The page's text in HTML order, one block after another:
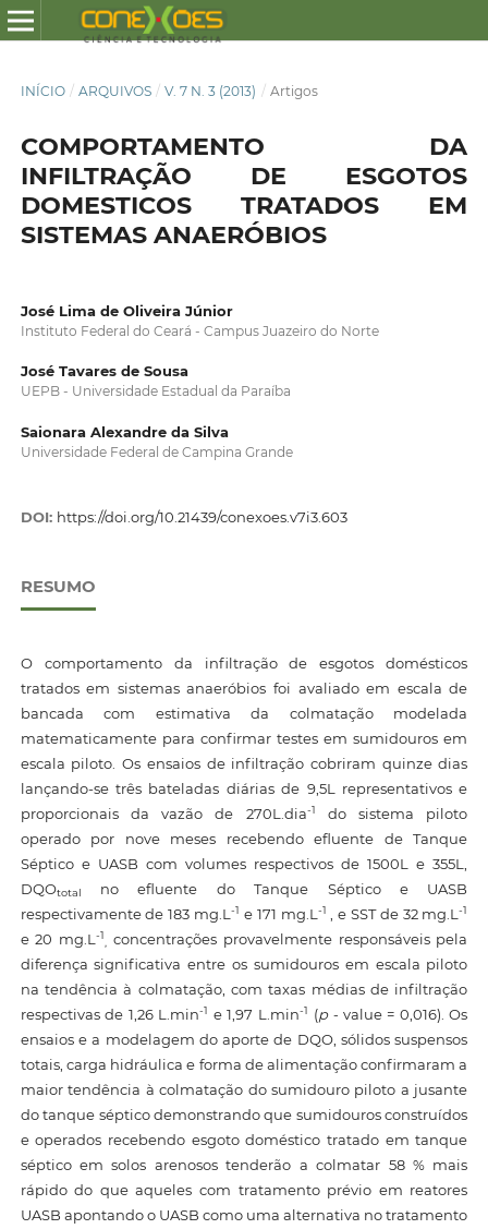
INÍCIO / ARQUIVOS / V. 7 N. 3 (2013) / Artigos
COMPORTAMENTO DA
INFILTRAÇÃO DE ESGOTOS
DOMESTICOS TRATADOS EM
SISTEMAS ANAERÓBIOS
José Lima de Oliveira Júnior
Instituto Federal do Ceará - Campus Juazeiro do Norte
José Tavares de Sousa
UEPB - Universidade Estadual da Paraíba
Saionara Alexandre da Silva
Universidade Federal de Campina Grande
DOI: https://doi.org/10.21439/conexoes.v7i3.603
RESUMO
O comportamento da infiltração de esgotos domésticos
tratados em sistemas anaeróbios foi avaliado em escala de
bancada com estimativa da colmatação modelada
matematicamente para confirmar testes em sumidouros em
escala piloto. Os ensaios de infiltração cobriram quinze dias
lançando-se três bateladas diárias de 9,5L representativos e
proporcionais da vazão de 270L.dia-1
do sistema piloto
operado por nove meses recebendo efluente de Tanque
Séptico e UASB com volumes respectivos de 1500L e 355L,
DQOtotal
no efluente do Tanque Séptico e UASB
respectivamente de 183 mg.L-1 e 171 mg.L -1 , e SST de 32 mg.L-1
e 20 mg.L-1
, concentrações provavelmente responsáveis pela
diferença significativa entre os sumidouros em escala piloto
na tendência à colmatação, com taxas médias de infiltração
respectivas de 1,26 L.min-1 e 1,97 L.min-1 (p - value = 0,016). Os
ensaios e a modelagem do aporte de DQO, sólidos suspensos
totais, carga hidráulica e forma de alimentação confirmaram a
maior tendência à colmatação do sumidouro piloto a jusante
do tanque séptico demonstrando que sumidouros construídos
e operados recebendo esgoto doméstico tratado em tanque
séptico em solos arenosos tenderão a colmatar 58 % mais
rápido do que aqueles com tratamento prévio em reatores
UASB apontando o UASB como uma alternativa no tratamento